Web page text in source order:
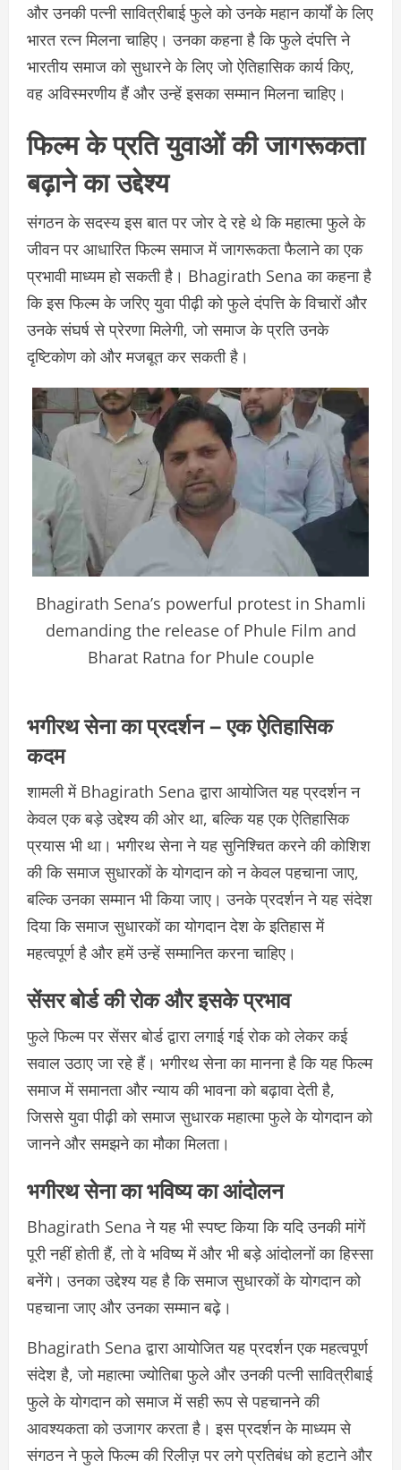
और उनकी पत्नी सावित्रीबाई फुले को उनके महान कार्यों के लिए
भारत रत्न मिलना चाहिए। उनका कहना है कि फुले दंपत्ति ने
भारतीय समाज को सुधारने के लिए जो ऐतिहासिक कार्य किए,
वह अविस्मरणीय हैं और उन्हें इसका सम्मान मिलना चाहिए।
फिल्म के प्रति युवाओं की जागरूकता
बढ़ाने का उद्देश्य
संगठन के सदस्य इस बात पर जोर दे रहे थे कि महात्मा फुले के
जीवन पर आधारित फिल्म समाज में जागरूकता फैलाने का एक
प्रभावी माध्यम हो सकती है। Bhagirath Sena का कहना है
कि इस फिल्म के जरिए युवा पीढ़ी को फुले दंपत्ति के विचारों और
उनके संघर्ष से प्रेरणा मिलेगी, जो समाज के प्रति उनके
दृष्टिकोण को और मजबूत कर सकती है।
Bhagirath Sena’s powerful protest in Shamli
demanding the release of Phule Film and
Bharat Ratna for Phule couple
भगीरथ सेना का प्रदर्शन – एक ऐतिहासिक
कदम
शामली में Bhagirath Sena द्वारा आयोजित यह प्रदर्शन न
केवल एक बड़े उद्देश्य की ओर था, बल्कि यह एक ऐतिहासिक
प्रयास भी था। भगीरथ सेना ने यह सुनिश्चित करने की कोशिश
की कि समाज सुधारकों के योगदान को न केवल पहचाना जाए,
बल्कि उनका सम्मान भी किया जाए। उनके प्रदर्शन ने यह संदेश
दिया कि समाज सुधारकों का योगदान देश के इतिहास में
महत्वपूर्ण है और हमें उन्हें सम्मानित करना चाहिए।
सेंसर बोर्ड की रोक और इसके प्रभाव
फुले फिल्म पर सेंसर बोर्ड द्वारा लगाई गई रोक को लेकर कई
सवाल उठाए जा रहे हैं। भगीरथ सेना का मानना है कि यह फिल्म
समाज में समानता और न्याय की भावना को बढ़ावा देती है,
जिससे युवा पीढ़ी को समाज सुधारक महात्मा फुले के योगदान को
जानने और समझने का मौका मिलता।
भगीरथ सेना का भविष्य का आंदोलन
Bhagirath Sena ने यह भी स्पष्ट किया कि यदि उनकी मांगें
पूरी नहीं होती हैं, तो वे भविष्य में और भी बड़े आंदोलनों का हिस्सा
बनेंगे। उनका उद्देश्य यह है कि समाज सुधारकों के योगदान को
पहचाना जाए और उनका सम्मान बढ़े।
Bhagirath Sena द्वारा आयोजित यह प्रदर्शन एक महत्वपूर्ण
संदेश है, जो महात्मा ज्योतिबा फुले और उनकी पत्नी सावित्रीबाई
फुले के योगदान को समाज में सही रूप से पहचानने की
आवश्यकता को उजागर करता है। इस प्रदर्शन के माध्यम से
संगठन ने फुले फिल्म की रिलीज़ पर लगे प्रतिबंध को हटाने और